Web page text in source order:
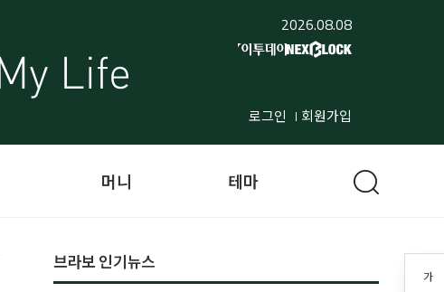
2026.08.08
로그인 회원가입
가
머니 테마
브라보 인기뉴스